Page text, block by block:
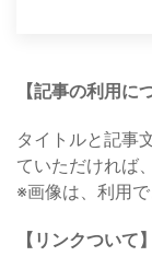
【記事の利用に
タイトルと記事
ていただければ
※画像は、利用
【リンクついて】